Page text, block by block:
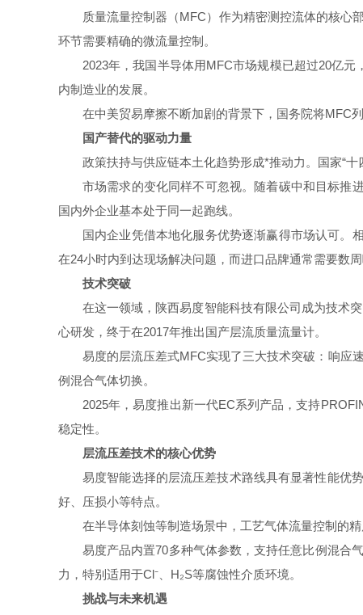
质量流量控制器（MFC）作为精密测控流体的核心
环节需要精确的微流量控制。
2023年，我国半导体用MFC市场规模已超过20亿
内制造业的发展。
在中美贸易摩擦不断加剧的背景下，国务院将MFC
国产替代的驱动力量
政策扶持与供应链本土化趋势形成*推动力。国家“
市场需求的变化同样不可忽视。随着碳中和目标推
国内外企业基本处于同一起跑线。
国内企业凭借本地化服务优势逐渐赢得市场认可。
在24小时内到达现场解决问题，而进口品牌通常需要数周
技术突破
在这一领域，陕西易度智能科技有限公司成为技术
心研发，终于在2017年推出国产层流质量流量计。
易度的层流压差式MFC实现了三大技术突破：响应
例混合气体切换。
2025年，易度推出新一代EC系列产品，支持
稳定性。
层流压差技术的核心优势
易度智能选择的层流压差技术路线具有显著性能优
好、压损小等特点。
在半导体刻蚀等制造场景中，工艺气体流量控制的
易度产品内置70多种气体参数，支持任意比例混合
力，特别适用于Cl⁻、H₂S等腐蚀性介质环境。
挑战与未来机遇